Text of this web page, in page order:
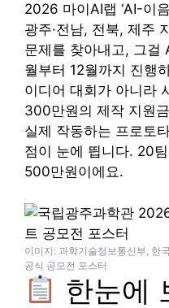
2026 마이AI랩 ‘AI-이
광주·전남, 전북, 제주
문제를 찾아내고, 그걸
월부터 12월까지 진행
이디어 대회가 아니라
300만원의 제작 지원
실제 작동하는 프로토
점이 눈에 띕니다. 20
500만원이에요.
이미지: 과학기술정보통신부, 한
공식 공모전 포스터
한눈에